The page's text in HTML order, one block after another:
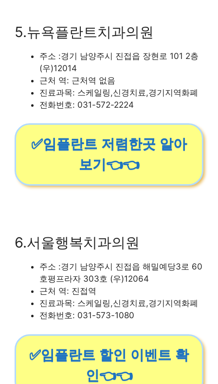
5.뉴욕플란트치과의원
주소 :경기 남양주시 진접읍 장현로 101 2층
(우)12014
근처 역: 근처역 없음
진료과목: 스케일링,신경치료,경기지역화폐
전화번호: 031-572-2224
✅임플란트 저렴한곳 알아
보기👈👈
6.서울행복치과의원
주소 :경기 남양주시 진접읍 해밀예당3로 60
호평프라자 303호 (우)12064
근처 역: 진접역
진료과목: 스케일링,신경치료,경기지역화폐
전화번호: 031-573-1080
✅임플란트 할인 이벤트 확
인👈👈